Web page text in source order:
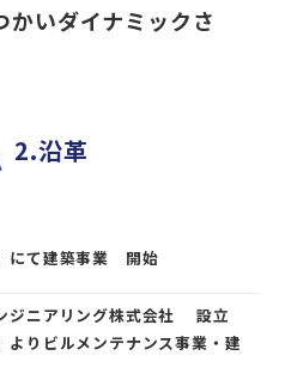
かいダイナミックさ
2.沿革
にて建築事業 開始
ジニアリング株式会社 設立
よりビルメンテナンス事業・建